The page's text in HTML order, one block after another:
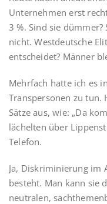
Unternehmen erst
3 %. Sind sie dümmer?
nicht. Westdeutsche
entscheidet? Männer
Mehrfach hatte ich es
Transpersonen zu tun.
Sätze aus, wie: „Da
lächelten über
Telefon.
Ja, Diskriminierung im
besteht. Man kann sie
neutralen,